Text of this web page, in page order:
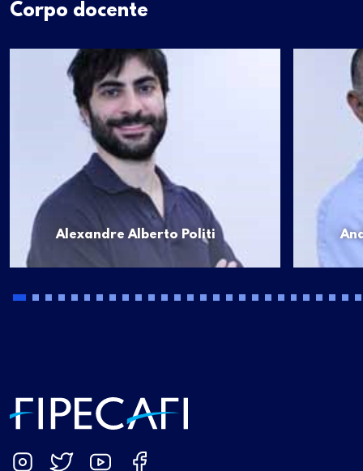
Corpo docente
Alexandre Alberto Politi